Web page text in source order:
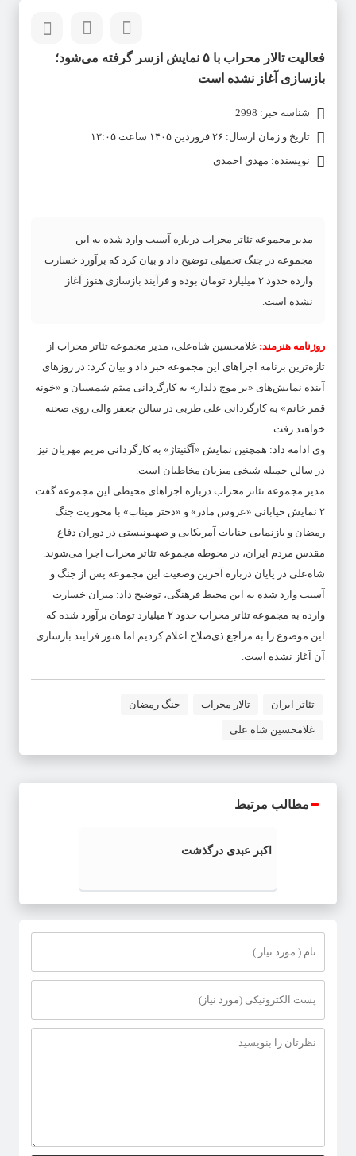
فعالیت تالار محراب با ۵ نمایش ازسر گرفته می‌شود؛
بازسازی آغاز نشده است
شناسه خبر: 2998
تاریخ و زمان ارسال: ۲۶ فروردین ۱۴۰۵ ساعت ۱۳:۰۵
نویسنده: مهدی احمدی
مدیر مجموعه تئاتر محراب درباره آسیب وارد شده به این
مجموعه در جنگ تحمیلی توضیح داد و بیان کرد که برآورد خسارت
وارده حدود ۲ میلیارد تومان بوده و فرآیند بازسازی هنوز آغاز
نشده است.
روزنامه هنرمند: غلامحسین شاه‌علی، مدیر مجموعه تئاتر محراب از
تازه‌ترین برنامه اجراهای این مجموعه خبر داد و بیان کرد: در روزهای
آینده نمایش‌های «بر موج دلدار» به کارگردانی میثم شمسیان و «خونه
قمر خانم» به کارگردانی علی طربی در سالن جعفر والی روی صحنه
خواهند رفت.
وی ادامه داد: همچنین نمایش «آگنیتاژ» به کارگردانی مریم مهریان نیز
در سالن جمیله شیخی میزبان مخاطبان است.
مدیر مجموعه تئاتر محراب درباره اجراهای محیطی این مجموعه گفت:
۲ نمایش خیابانی «عروس مادر» و «دختر میناب» با محوریت جنگ
رمضان و بازنمایی جنایات آمریکایی و صهیونیستی در دوران دفاع
مقدس مردم ایران، در محوطه مجموعه تئاتر محراب اجرا می‌شوند.
شاه‌علی در پایان درباره آخرین وضعیت این مجموعه پس از جنگ و
آسیب وارد شده به این محیط فرهنگی، توضیح داد: میزان خسارت
وارده به مجموعه تئاتر محراب حدود ۲ میلیارد تومان برآورد شده که
این موضوع را به مراجع ذی‌صلاح اعلام کردیم اما هنوز فرایند بازسازی
آن آغاز نشده است.
تئاتر ایران تالار محراب جنگ رمضان
غلامحسین شاه علی
مطالب مرتبط
اکبر عبدی درگذشت